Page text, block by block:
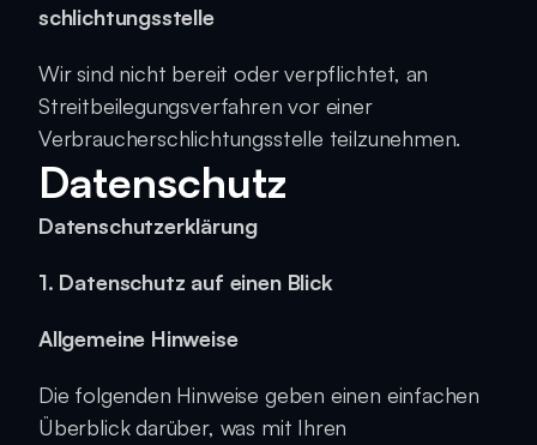
schlichtungs­stelle
Wir sind nicht bereit oder verpflichtet, an
Streitbeilegungsverfahren vor einer
Verbraucherschlichtungsstelle teilzunehmen.
Datenschutz
Datenschutz­erklärung
1. Datenschutz auf einen Blick
Allgemeine Hinweise
Die folgenden Hinweise geben einen einfachen
Überblick darüber, was mit Ihren